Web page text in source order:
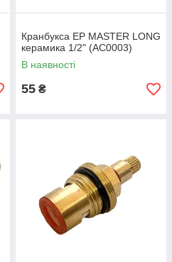
Кранбукса EP MASTER LONG
керамика 1/2" (AC0003)
В наявності
55 ₴